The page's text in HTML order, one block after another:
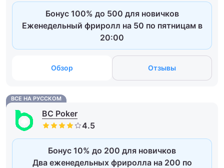
Бонус 100% до 500 для новичков
Еженедельный фриролл на 50 по пятницам в
20:00
Обзор Отзывы
ВСЕ НА РУССКОМ
BC Poker
Бонус 10% до 200 для новичков
Два еженедельных фриролла на 200 по